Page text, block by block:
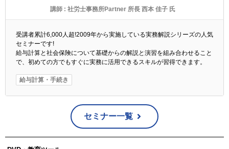
講師 :社労士事務所Partner 所長 西本 佳子 氏
受講者累計6,000人超!2009年から実施している実務解説シリーズの人気
セミナーです!
給与計算と社会保険について基礎からの解説と演習を組み合わせること
で、初めての方でもすぐに実務に活用できるスキルが習得できます。
給与計算・手続き
セミナー一覧